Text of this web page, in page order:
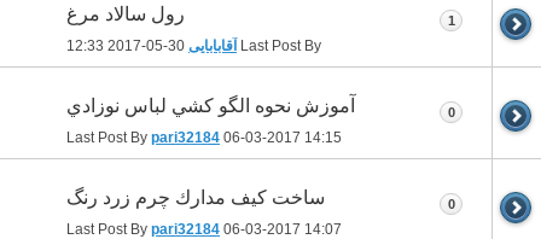
رول سالاد مرغ
Last Post By آقابابایی 12:33
1
آموزش نحوه الگو كشي لباس نوزادي
Last Post By pari32184 06-03-2017 14:15
0
ساخت كيف مدارك چرم زرد رنگ
Last Post By pari32184 06-03-2017 14:07
0